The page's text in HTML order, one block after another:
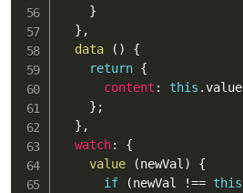
}
} ,
data
( )
{
return {
content : this .value
} ;
} ,
watch:
{
value
(newVal )
{
if
(newVal !== this